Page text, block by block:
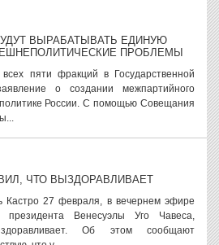
ВЫРАБАТЫВАТЬ ЕДИНУЮ
ПРОБЛЕМЫ
пяти фракций в Государственной
о создании межпартийного
России. С помощью Совещания
ЧТО ВЫЗДОРАВЛИВАЕТ
Кастро 27 февраля, в вечернем эфире
президента Венесуэлы Уго Чавеса,
Об этом сообщают